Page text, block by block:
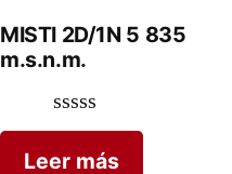
MISTI 2D/1N 5 835
m.s.n.m.
Valorado
en
Leer más